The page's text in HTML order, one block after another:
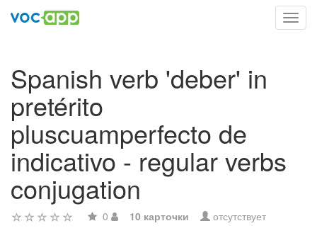
Spanish verb 'deber' in
pretérito
pluscuamperfecto de
indicativo - regular verbs
conjugation
0 10 карточки отсутствует